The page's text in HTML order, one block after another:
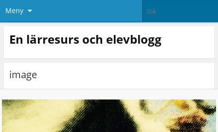
Meny
En lärresurs och elevblogg
image